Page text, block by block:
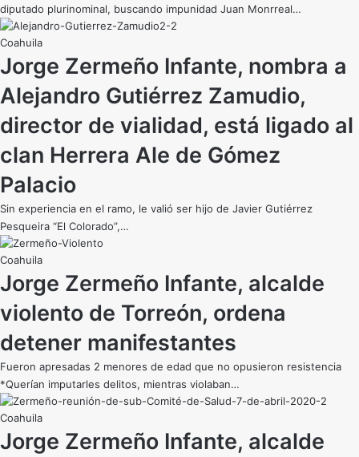
diputado plurinominal, buscando impunidad Juan Monrreal…
Coahuila
Jorge Zermeño Infante, nombra a
Alejandro Gutiérrez Zamudio,
director de vialidad, está ligado al
clan Herrera Ale de Gómez
Palacio
Sin experiencia en el ramo, le valió ser hijo de Javier Gutiérrez
Pesqueira “El Colorado”,…
Coahuila
Jorge Zermeño Infante, alcalde
violento de Torreón, ordena
detener manifestantes
Fueron apresadas 2 menores de edad que no opusieron resistencia
*Querían imputarles delitos, mientras violaban…
Coahuila
Jorge Zermeño Infante, alcalde